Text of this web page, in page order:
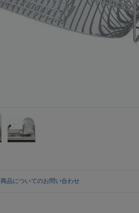
商品についてのお問い合わせ